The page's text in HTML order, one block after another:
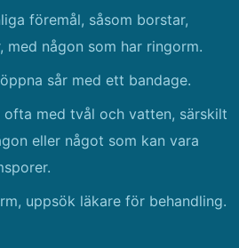
föremål, såsom borstar,
med någon som har ringorm.
sår med ett bandage.
ofta med tvål och vatten, särskilt
eller något som kan vara
uppsök läkare för behandling.